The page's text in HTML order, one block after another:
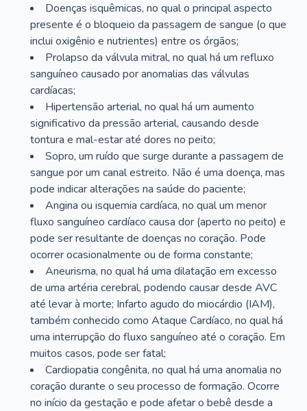
Doenças isquêmicas, no qual o principal aspecto
presente é o bloqueio da passagem de sangue (o que
inclui oxigênio e nutrientes) entre os órgãos;
Prolapso da válvula mitral, no qual há um refluxo
sanguíneo causado por anomalias das válvulas
cardíacas;
Hipertensão arterial, no qual há um aumento
significativo da pressão arterial, causando desde
tontura e mal-estar até dores no peito;
Sopro, um ruído que surge durante a passagem de
sangue por um canal estreito. Não é uma doença, mas
pode indicar alterações na saúde do paciente;
Angina ou isquemia cardíaca, no qual um menor
fluxo sanguíneo cardíaco causa dor (aperto no peito) e
pode ser resultante de doenças no coração. Pode
ocorrer ocasionalmente ou de forma constante;
Aneurisma, no qual há uma dilatação em excesso
de uma artéria cerebral, podendo causar desde AVC
até levar à morte; Infarto agudo do miocárdio (IAM),
também conhecido como Ataque Cardíaco, no qual há
uma interrupção do fluxo sanguíneo até o coração. Em
muitos casos, pode ser fatal;
Cardiopatia congênita, no qual há uma anomalia no
coração durante o seu processo de formação. Ocorre
no início da gestação e pode afetar o bebê desde a